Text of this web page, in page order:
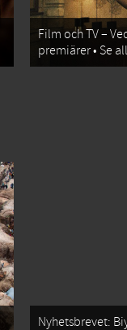
Film och TV –
premiärer • Se
Nyhetsbrevet: